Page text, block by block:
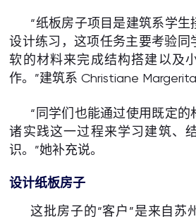
“纸板房子项目是建筑系学生
设计练习，这项任务主要考验同
软的材料来完成结构搭建以及
作。”建筑系 Christiane Margerita
“同学们也能通过使用既定
诸实践这一过程来学习建筑、
识。”她补充说。
设计纸板房子
这批房子的“客户”是来自苏